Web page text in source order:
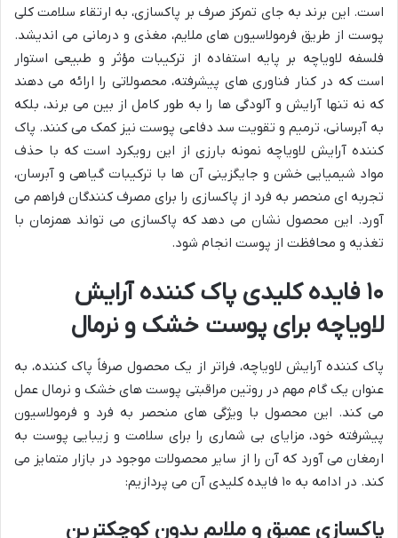
است. این برند به جای تمرکز صرف بر پاکسازی، به ارتقاء سلامت کلی
پوست از طریق فرمولاسیون های ملایم، مغذی و درمانی می اندیشد.
فلسفه لاویاچه بر پایه استفاده از ترکیبات مؤثر و طبیعی استوار
است که در کنار فناوری های پیشرفته، محصولاتی را ارائه می دهند
که نه تنها آرایش و آلودگی ها را به طور کامل از بین می برند، بلکه
به آبرسانی، ترمیم و تقویت سد دفاعی پوست نیز کمک می کنند. پاک
کننده آرایش لاویاچه نمونه بارزی از این رویکرد است که با حذف
مواد شیمیایی خشن و جایگزینی آن ها با ترکیبات گیاهی و آبرسان،
تجربه ای منحصر به فرد از پاکسازی را برای مصرف کنندگان فراهم می
آورد. این محصول نشان می دهد که پاکسازی می تواند همزمان با
تغذیه و محافظت از پوست انجام شود.
۱۰ فایده کلیدی پاک کننده آرایش
لاویاچه برای پوست خشک و نرمال
پاک کننده آرایش لاویاچه، فراتر از یک محصول صرفاً پاک کننده، به
عنوان یک گام مهم در روتین مراقبتی پوست های خشک و نرمال عمل
می کند. این محصول با ویژگی های منحصر به فرد و فرمولاسیون
پیشرفته خود، مزایای بی شماری را برای سلامت و زیبایی پوست به
ارمغان می آورد که آن را از سایر محصولات موجود در بازار متمایز می
کند. در ادامه به ۱۰ فایده کلیدی آن می پردازیم:
پاکسازی عمیق و ملایم بدون کوچکترین